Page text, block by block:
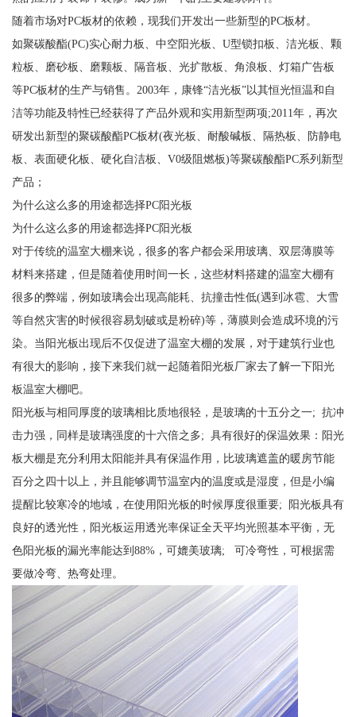
随着市场对PC板材的依赖，现我们开发出一些新型的PC板材。
如聚碳酸酯(PC)实心耐力板、中空阳光板、U型锁扣板、洁光板、颗
粒板、磨砂板、磨颗板、隔音板、光扩散板、角浪板、灯箱广告板
等PC板材的生产与销售。2003年，康锋“洁光板”以其恒光恒温和自
洁等功能及特性已经获得了产品外观和实用新型两项;2011年，再次
研发出新型的聚碳酸酯PC板材(夜光板、耐酸碱板、隔热板、防静电
板、表面硬化板、硬化自洁板、V0级阻燃板)等聚碳酸酯PC系列新型
产品；
为什么这么多的用途都选择PC阳光板
为什么这么多的用途都选择PC阳光板
对于传统的温室大棚来说，很多的客户都会采用玻璃、双层薄膜等
材料来搭建，但是随着使用时间一长，这些材料搭建的温室大棚有
很多的弊端，例如玻璃会出现高能耗、抗撞击性低(遇到冰雹、大雪
等自然灾害的时候很容易划破或是粉碎)等，薄膜则会造成环境的污
染。当阳光板出现后不仅促进了温室大棚的发展，对于建筑行业也
有很大的影响，接下来我们就一起随着阳光板厂家去了解一下阳光
板温室大棚吧。
阳光板与相同厚度的玻璃相比质地很轻，是玻璃的十五分之一; 抗冲
击力强，同样是玻璃强度的十六倍之多; 具有很好的保温效果：阳光
板大棚是充分利用太阳能并具有保温作用，比玻璃遮盖的暖房节能
百分之四十以上，并且能够调节温室内的温度或是湿度，但是小编
提醒比较寒冷的地域，在使用阳光板的时候厚度很重要; 阳光板具有
良好的透光性，阳光板运用透光率保证全天平均光照基本平衡，无
色阳光板的漏光率能达到88%，可媲美玻璃; 可冷弯性，可根据需
要做冷弯、热弯处理。